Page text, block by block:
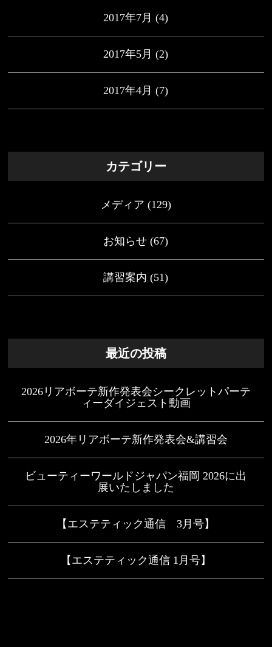
2017年7月 (4)
2017年5月 (2)
2017年4月 (7)
カテゴリー
メディア (129)
お知らせ (67)
講習案内 (51)
最近の投稿
2026リアボーテ新作発表会シークレットパーテ
ィーダイジェスト動画
2026年リアボーテ新作発表会&講習会
ビューティーワールドジャパン福岡 2026に出
展いたしました
【エステティック通信 3月号】
【エステティック通信 1月号】